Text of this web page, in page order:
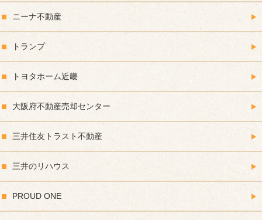
ニーナ不動産
トランプ
トヨタホーム近畿
大阪府不動産売却センター
三井住友トラスト不動産
三井のリハウス
PROUD ONE